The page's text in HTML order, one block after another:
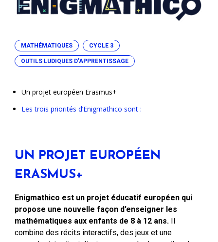
MATHÉMATIQUES CYCLE 3
OUTILS LUDIQUES D’APPRENTISSAGE
Un projet européen Erasmus+
Les trois priorités d’Enigmathico sont :
UN PROJET EUROPÉEN
ERASMUS+
Enigmathico est un projet éducatif européen qui
propose une nouvelle façon d’enseigner les
mathématiques aux enfants de 8 à 12 ans. Il
combine des récits interactifs, des jeux et une